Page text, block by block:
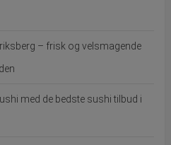
– frisk og velsmagende
med de bedste sushi tilbud i